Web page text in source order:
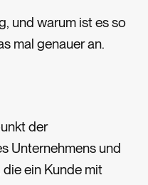
und warum ist es so
mal genauer an.
der
Unternehmens und
ein Kunde mit